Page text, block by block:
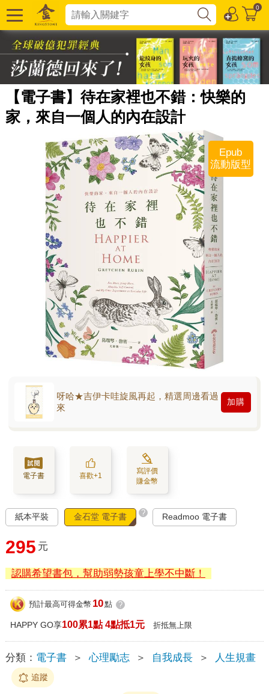
0
【電子書】待在家裡也不錯：快樂的
家，來自一個人的內在設計
Epub
流動版型
呀哈★吉伊卡哇旋風再起，精選周邊看過
來
加購
電子書 喜歡+1
寫評價
賺金幣
紙本平裝 金石堂 電子書 ? Readmoo 電子書
295 元
認購希望書包，幫助弱勢孩童上學不中斷！
預計最高可得金幣 10點 ?
HAPPY GO享100累1點 4點抵1元 折抵無上限
分類： 電子書 ＞ 心理勵志 ＞ 自我成長 ＞ 人生規畫
追蹤